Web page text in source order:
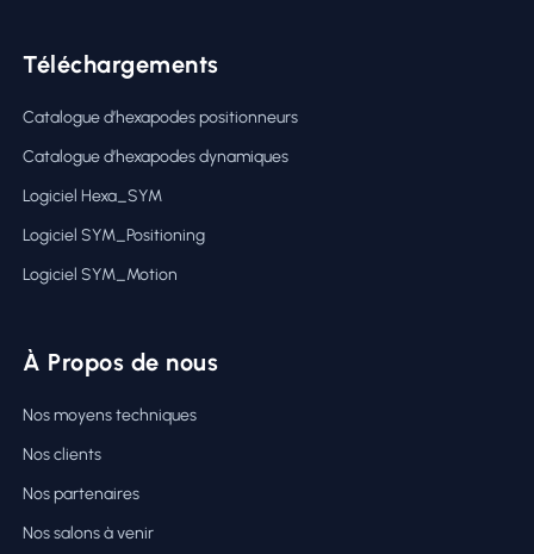
Téléchargements
Catalogue d’hexapodes positionneurs
Catalogue d’hexapodes dynamiques
Logiciel Hexa_SYM
Logiciel SYM_Positioning
Logiciel SYM_Motion
À Propos de nous
Nos moyens techniques
Nos clients
Nos partenaires
Nos salons à venir